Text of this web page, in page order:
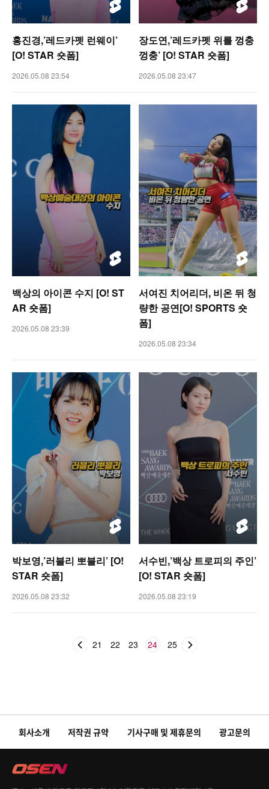
홍진경,’레드카펫 런웨이’
[O! STAR 숏폼]
2026.05.08 23:54
장도연,’레드카펫 위를 껑충
껑충’ [O! STAR 숏폼]
2026.05.08 23:47
백상의 아이콘 수지 [O! ST
AR 숏폼]
2026.05.08 23:39
서여진 치어리더, 비온 뒤 청
량한 공연[O! SPORTS 숏
폼]
2026.05.08 23:34
박보영,’러블리 뽀블리’ [O!
STAR 숏폼]
2026.05.08 23:32
서수빈,’백상 트로피의 주인’
[O! STAR 숏폼]
2026.05.08 23:19
21 22 23 24 25
회사소개 저작권 규약 기사구매 및 제휴문의 광고문의